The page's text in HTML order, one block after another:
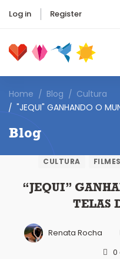
Log in Register
Home Blog
Cultura
"JEQUI" GANHANDO O
Blog
CULTURA FILMES
“JEQUI”
TELAS
Renata Rocha
0